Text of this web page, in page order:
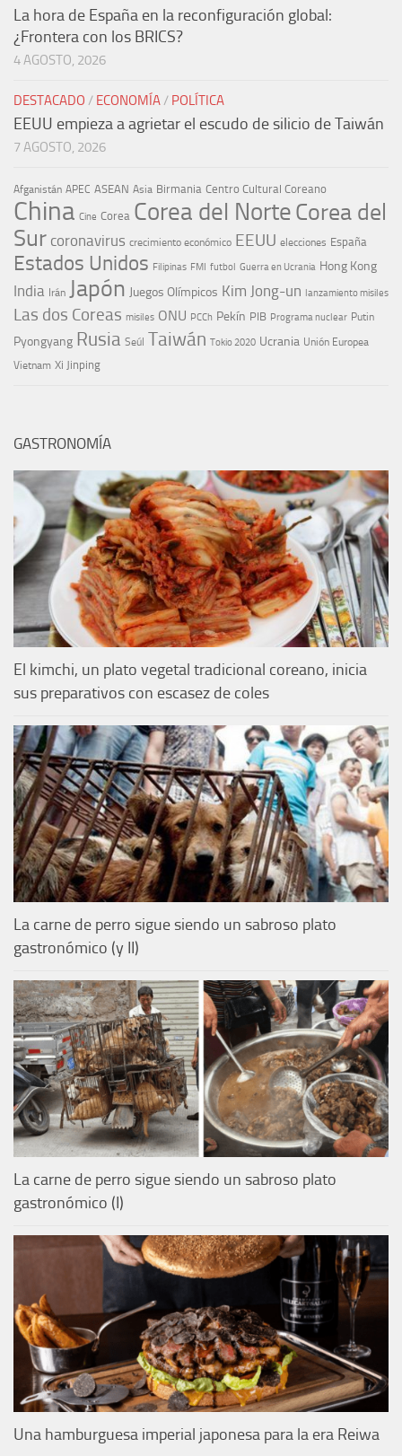
La hora de España en la reconfiguración global:
¿Frontera con los BRICS?
4 AGOSTO, 2026
DESTACADO / ECONOMÍA/ POLÍTICA
EEUU empieza a agrietar el escudo de silicio de Taiwán
7 AGOSTO, 2026
Afganistán APEC ASEAN Asia Birmania Centro Cultural Coreano
China Cine Corea Corea del NorteCorea del
Sur coronavirus crecimiento económico EEUU elecciones España
Estados Unidos Filipinas FMI futbol Guerra en Ucrania Hong Kong
India Irán Japón Juegos Olímpicos Kim Jong-un lanzamiento misiles
Las dos Coreas misiles ONU PCCh Pekín PIB Programa nuclear Putin
Pyongyang Rusia Seúl Taiwán Tokio 2020 Ucrania Unión Europea
Vietnam Xi Jinping
GASTRONOMÍA
El kimchi, un plato vegetal tradicional coreano, inicia
sus preparativos con escasez de coles
La carne de perro sigue siendo un sabroso plato
gastronómico (y II)
La carne de perro sigue siendo un sabroso plato
gastronómico (I)
Una hamburguesa imperial japonesa para la era Reiwa